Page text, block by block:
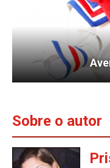
Sobre o autor